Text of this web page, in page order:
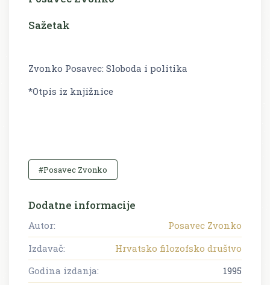
Sažetak
Zvonko Posavec: Sloboda i politika
*Otpis iz knjižnice
#Posavec Zvonko
Dodatne informacije
Autor:
Posavec Zvonko
Izdavač:
Hrvatsko filozofsko društvo
Godina izdanja:
1995